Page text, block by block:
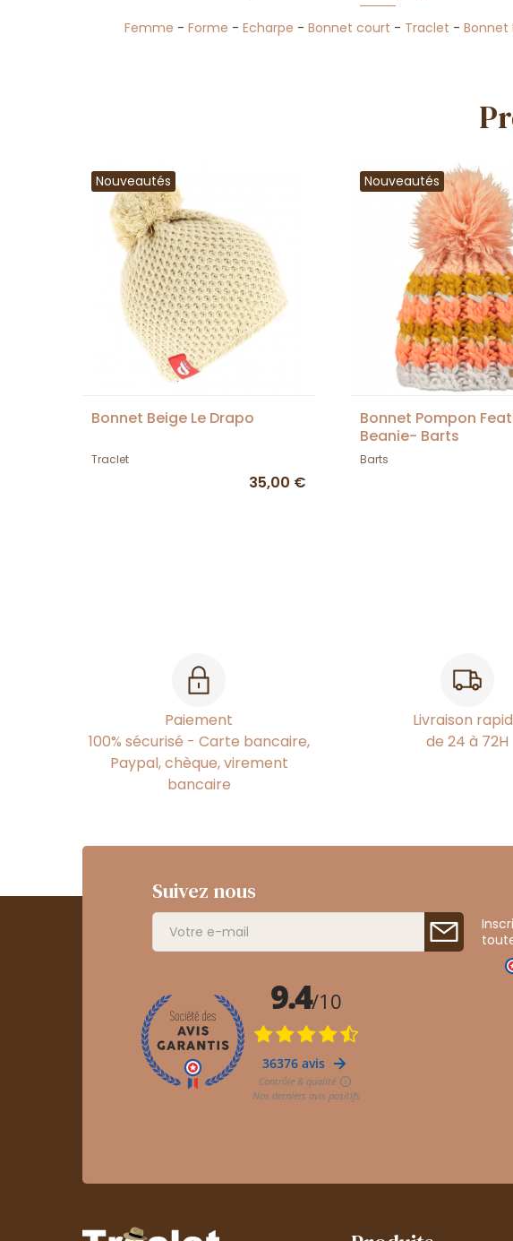
Femme - Forme - Echarpe - Bonnet court - Traclet - Bonnet
Nouveautés
Bonnet Beige Le Drapo
Traclet
35,00 €
Nouveautés
Bonnet Pompon
Beanie- Barts
Barts
Paiement
100% sécurisé - Carte bancaire,
Paypal, chèque, virement
bancaire
Livraison
de 24 à 72H
Suivez nous